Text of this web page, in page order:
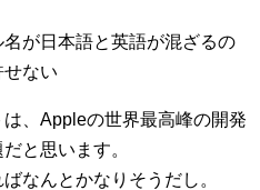
が日本語と英語が混ざるの
ない
、Appleの世界最高峰の開発
と思います。
なんとかなりそうだし。